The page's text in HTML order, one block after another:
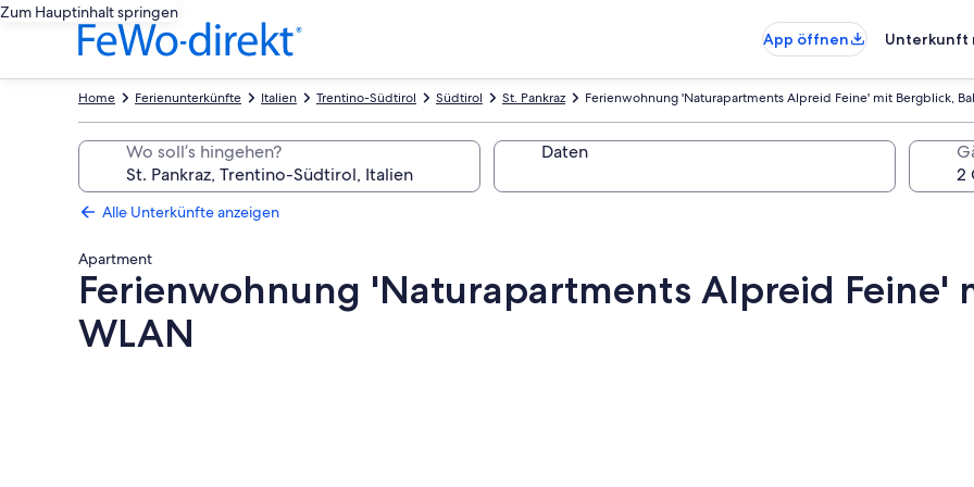
Zum Hauptinhalt springen
App öffnen
Unterkunft
Ferienwohnung 'Naturapartments Alpreid Feine' mit Bergblick,
St. Pankraz
Südtirol
Trentino-Südtirol
Italien
Ferienunterkünfte
Home
Wo soll’s hingehen? Daten
Alle Unterkünfte anzeigen
Apartment
Ferienwohnung 'Naturapartments Alpreid Feine'
WLAN